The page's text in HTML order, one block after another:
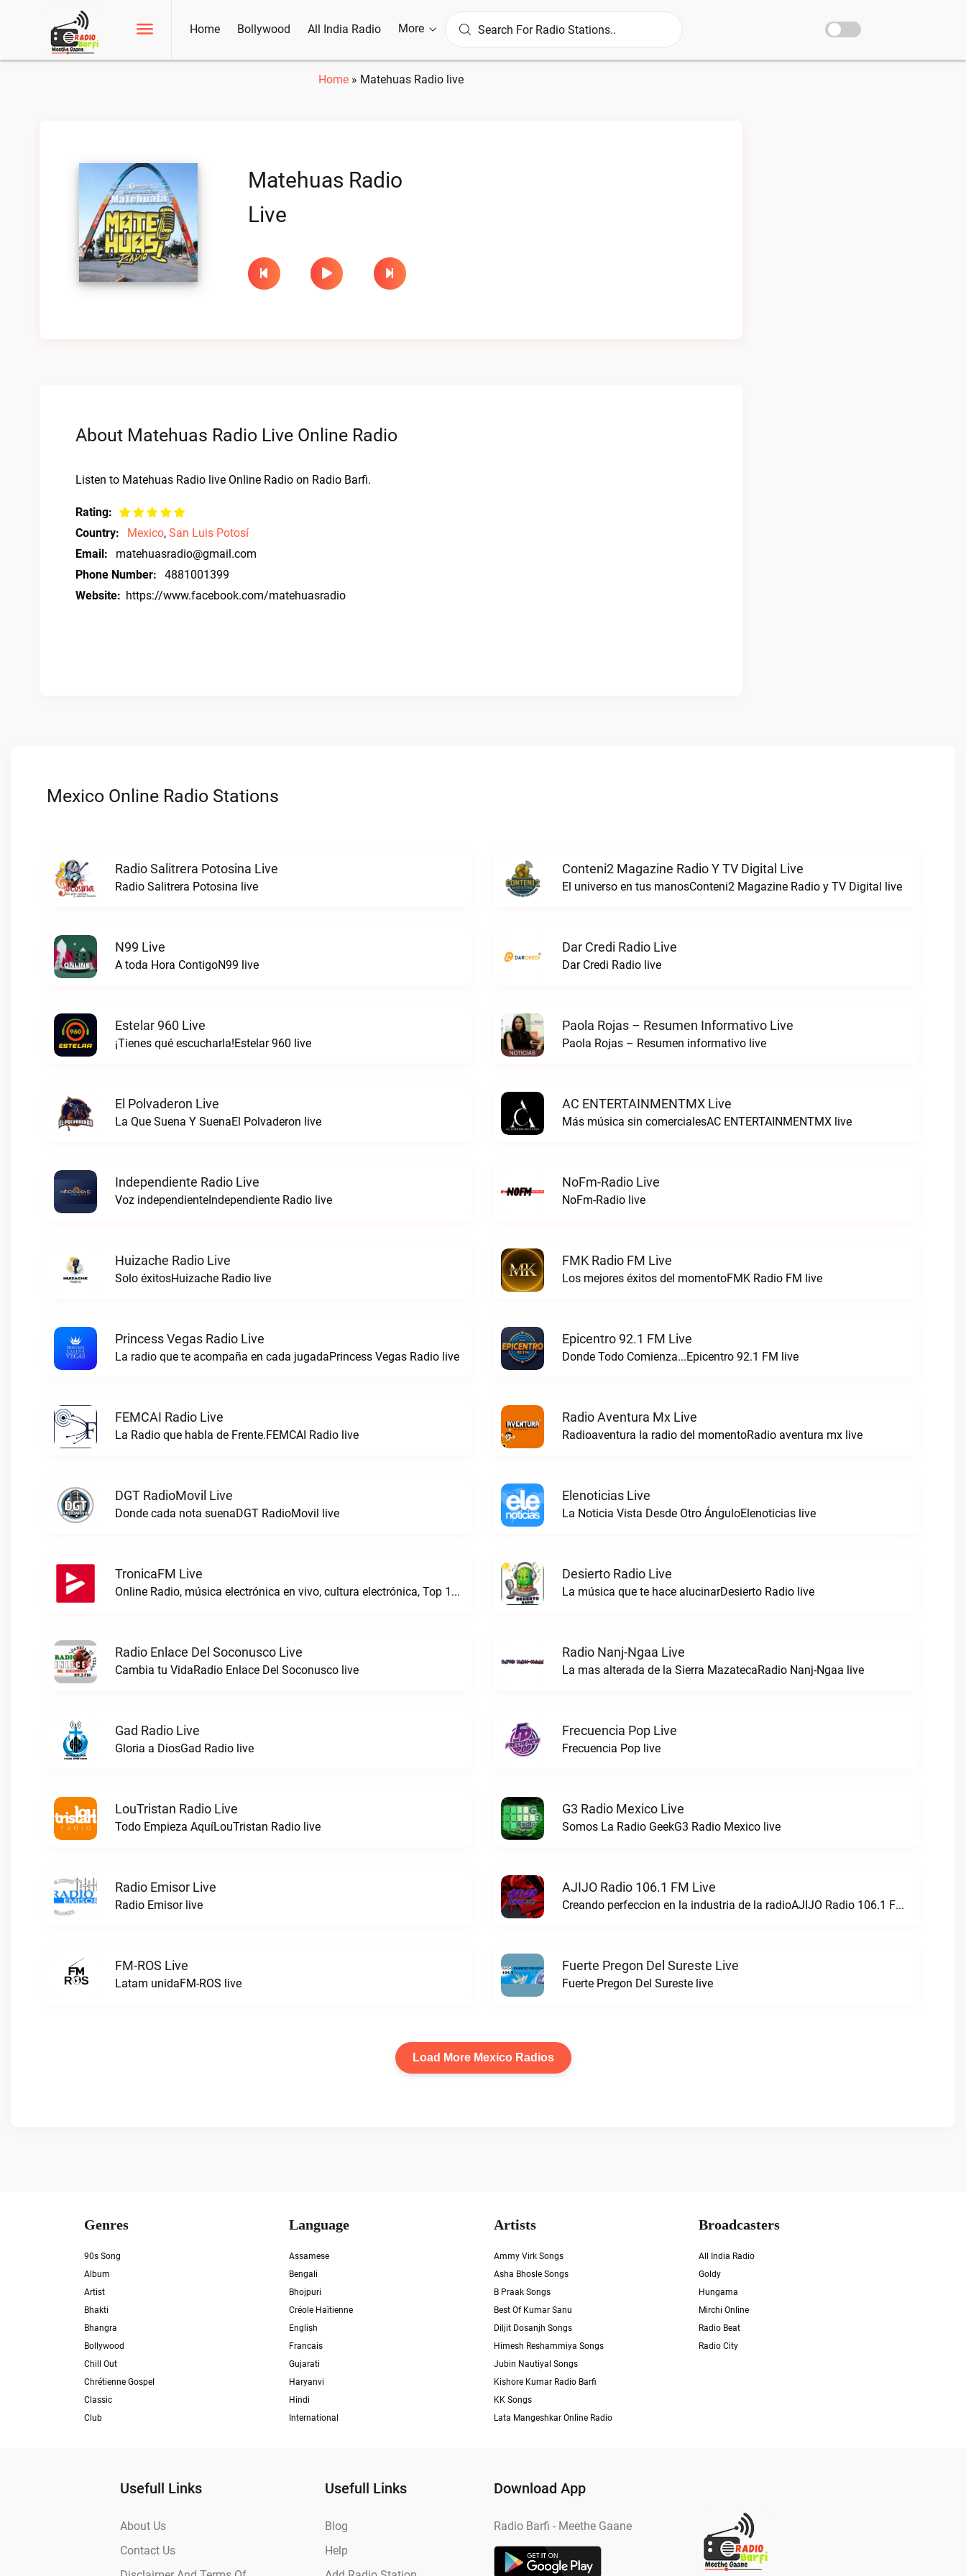
Home Bollywood All India Radio More
Home » Matehuas Radio live
Matehuas Radio
Live
About Matehuas Radio Live Online Radio
Listen to Matehuas Radio live Online Radio on Radio Barfi.
Rating:
Country:
Mexico, San Luis Potosí
Email:
matehuasradio@gmail.com
Phone Number:
4881001399
Website: https://www.facebook.com/matehuasradio
Mexico Online Radio Stations
Radio Salitrera Potosina Live
Radio Salitrera Potosina live
Conteni2 Magazine Radio Y TV Digital Live
El universo en tus manosConteni2 Magazine Radio y TV Digital live
N99 Live
A toda Hora ContigoN99 live
Dar Credi Radio Live
Dar Credi Radio live
Estelar 960 Live
¡Tienes qué escucharla!Estelar 960 live
Paola Rojas – Resumen Informativo Live
Paola Rojas – Resumen informativo live
El Polvaderon Live
La Que Suena Y SuenaEl Polvaderon live
AC ENTERTAINMENTMX Live
Más música sin comercialesAC ENTERTAINMENTMX live
Independiente Radio Live
Voz independienteIndependiente Radio live
NoFm-Radio Live
NoFm-Radio live
Huizache Radio Live
Solo éxitosHuizache Radio live
FMK Radio FM Live
Los mejores éxitos del momentoFMK Radio FM live
Princess Vegas Radio Live
La radio que te acompaña en cada jugadaPrincess Vegas Radio live
Epicentro 92.1 FM Live
Donde Todo Comienza...Epicentro 92.1 FM live
FEMCAI Radio Live
La Radio que habla de Frente.FEMCAI Radio live
Radio Aventura Mx Live
Radioaventura la radio del momentoRadio aventura mx live
DGT RadioMovil Live
Donde cada nota suenaDGT RadioMovil live
Elenoticias Live
La Noticia Vista Desde Otro ÁnguloElenoticias live
TronicaFM Live
Online Radio, música electrónica en vivo, cultura electrónica, Top 10 semanal, videos, descargasTronicaFM live
Desierto Radio Live
La música que te hace alucinarDesierto Radio live
Radio Enlace Del Soconusco Live
Cambia tu VidaRadio Enlace Del Soconusco live
Radio Nanj-Ngaa Live
La mas alterada de la Sierra MazatecaRadio Nanj-Ngaa live
Gad Radio Live
Gloria a DiosGad Radio live
Frecuencia Pop Live
Frecuencia Pop live
LouTristan Radio Live
Todo Empieza AquíLouTristan Radio live
G3 Radio Mexico Live
Somos La Radio GeekG3 Radio Mexico live
Radio Emisor Live
Radio Emisor live
AJIJO Radio 106.1 FM Live
Creando perfeccion en la industria de la radioAJIJO Radio 106.1 FM live
FM-ROS Live
Latam unidaFM-ROS live
Fuerte Pregon Del Sureste Live
Fuerte Pregon Del Sureste live
Load More Mexico Radios
Genres
90s Song
Album
Artist
Bhakti
Bhangra
Bollywood
Chill Out
Chrétienne Gospel
Classic
Club
Language
Assamese
Bengali
Bhojpuri
Créole Haïtienne
English
Francais
Gujarati
Haryanvi
Hindi
International
Artists
Ammy Virk Songs
Asha Bhosle Songs
B Praak Songs
Best Of Kumar Sanu
Diljit Dosanjh Songs
Himesh Reshammiya Songs
Jubin Nautiyal Songs
Kishore Kumar Radio Barfi
KK Songs
Lata Mangeshkar Online Radio
Broadcasters
All India Radio
Goldy
Hungama
Mirchi Online
Radio Beat
Radio City
Usefull Links
About Us
Contact Us
Usefull Links
Blog
Help
Download App
Radio Barfi - Meethe Gaane